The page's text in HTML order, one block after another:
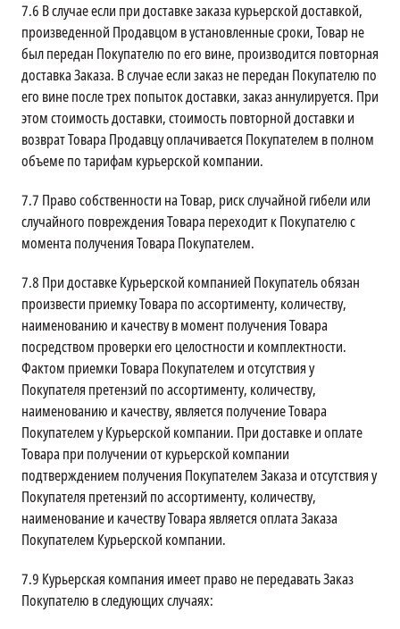
7.6 В случае если при доставке заказа курьерской доставкой,
произведенной Продавцом в установленные сроки, Товар не
был передан Покупателю по его вине, производится повторная
доставка Заказа. В случае если заказ не передан Покупателю по
его вине после трех попыток доставки, заказ аннулируется. При
этом стоимость доставки, стоимость повторной доставки и
возврат Товара Продавцу оплачивается Покупателем в полном
объеме по тарифам курьерской компании.
7.7 Право собственности на Товар, риск случайной гибели или
случайного повреждения Товара переходит к Покупателю с
момента получения Товара Покупателем.
7.8 При доставке Курьерской компанией Покупатель обязан
произвести приемку Товара по ассортименту, количеству,
наименованию и качеству в момент получения Товара
посредством проверки его целостности и комплектности.
Фактом приемки Товара Покупателем и отсутствия у
Покупателя претензий по ассортименту, количеству,
наименованию и качеству, является получение Товара
Покупателем у Курьерской компании. При доставке и оплате
Товара при получении от курьерской компании
подтверждением получения Покупателем Заказа и отсутствия у
Покупателя претензий по ассортименту, количеству,
наименование и качеству Товара является оплата Заказа
Покупателем Курьерской компании.
7.9 Курьерская компания имеет право не передавать Заказ
Покупателю в следующих случаях: